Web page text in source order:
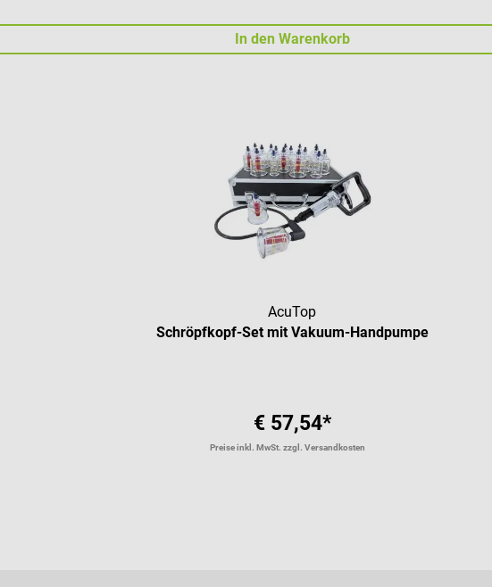
In den Warenkorb
AcuTop
Schröpfkopf-Set mit Vakuum-Handpumpe
€ 57,54*
Preise inkl. MwSt. zzgl. Versandkosten